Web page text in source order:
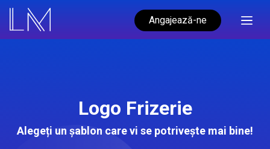
Angajează-ne
Logo Frizerie
Alegeți un șablon care vi se potrivește mai bine!